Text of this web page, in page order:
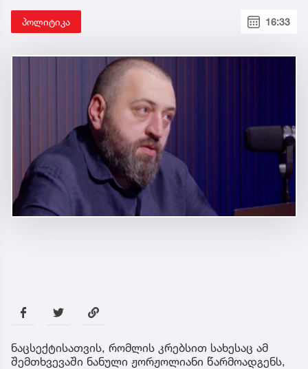
პოლიტიკა 16:33
ნაცსექტისათვის, რომლის კრებსით სახესაც ამ
შემთხვევაში ნანული ჟორჟოლიანი წარმოადგენს,